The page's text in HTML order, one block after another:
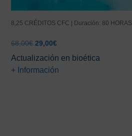
8,25 CRÉDITOS CFC | Duración: 80 HORAS
68,00€ El
precio
original
era:
29,00€El
actual
es:
Actualización en bioética
+ Información